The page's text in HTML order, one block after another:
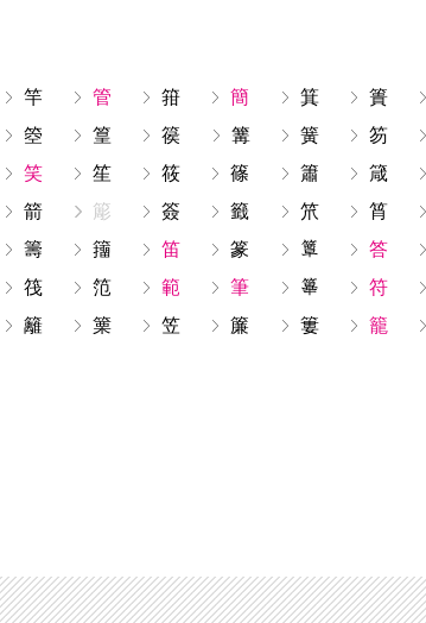
竿 管 箝 簡 箕 簣
箜 篁 篌 篝 簧 笏
笑 笙 筱 篠 簫 箴
箭 簓 簽 籤 笊 筲
籌 籒 笛 篆 答
筏 笵 範 筆 符
籬 篥 笠 簾 簍 籠